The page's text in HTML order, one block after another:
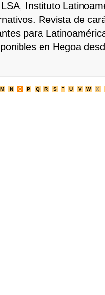
, Instituto
Revista de
para
en Hegoa
M N O P Q R S T U V W X